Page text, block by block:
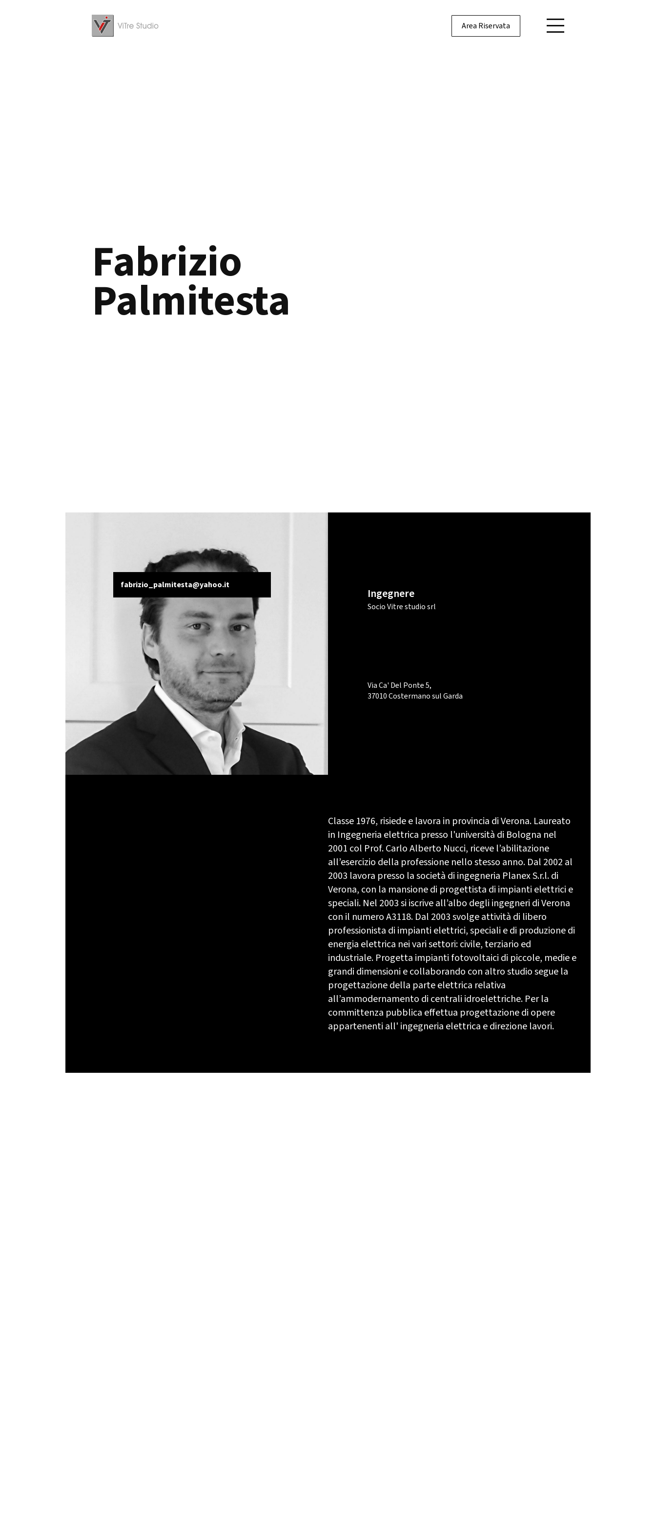
Area Riservata
Fabrizio
Palmitesta
fabrizio_palmitesta@yahoo.it
Ingegnere
Socio Vitre studio srl
Via Ca' Del Ponte 5,
37010 Costermano sul Garda
Classe 1976, risiede e lavora in provincia di Verona. Laureato
in Ingegneria elettrica presso l'università di Bologna nel
2001 col Prof. Carlo Alberto Nucci, riceve l’abilitazione
all’esercizio della professione nello stesso anno. Dal 2002 al
2003 lavora presso la società di ingegneria Planex S.r.l. di
Verona, con la mansione di progettista di impianti elettrici e
speciali. Nel 2003 si iscrive all’albo degli ingegneri di Verona
con il numero A3118. Dal 2003 svolge attività di libero
professionista di impianti elettrici, speciali e di produzione di
energia elettrica nei vari settori: civile, terziario ed
industriale. Progetta impianti fotovoltaici di piccole, medie e
grandi dimensioni e collaborando con altro studio segue la
progettazione della parte elettrica relativa
all’ammodernamento di centrali idroelettriche. Per la
committenza pubblica effettua progettazione di opere
appartenenti all' ingegneria elettrica e direzione lavori.